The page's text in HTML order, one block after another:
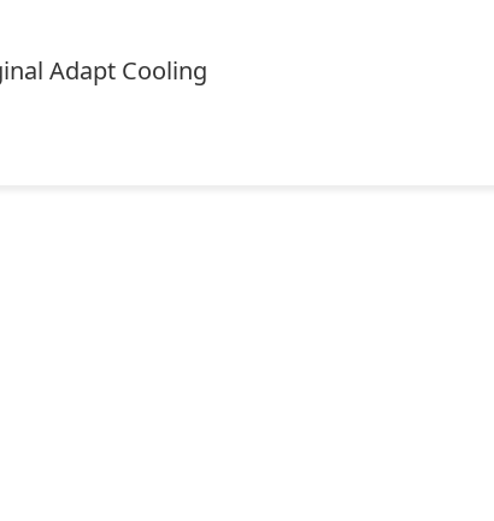
Adapt Cooling